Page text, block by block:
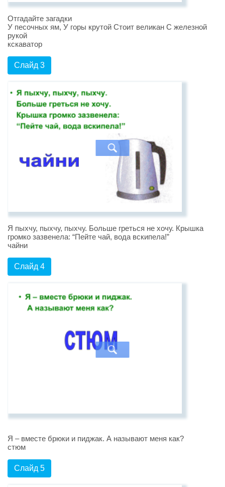
Отгадайте загадки
У песочных ям, У горы крутой Стоит великан С железной
рукой
кскаватор
Слайд 3
Я пыхчу, пыхчу, пыхчу. Больше греться не хочу. Крышка
громко зазвенела: “Пейте чай, вода вскипела!”
чайни
Слайд 4
Я – вместе брюки и пиджак. А называют меня как?
стюм
Слайд 5